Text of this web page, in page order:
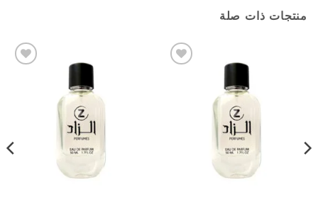
منتجات ذات صلة